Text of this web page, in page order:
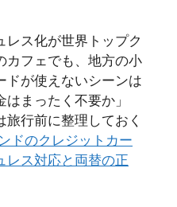
レス化が世界トップク
カフェでも、地方の小
ドが使えないシーンは
まったく不要か」
旅行前に整理しておく
ドのクレジットカー
レス対応と両替の正